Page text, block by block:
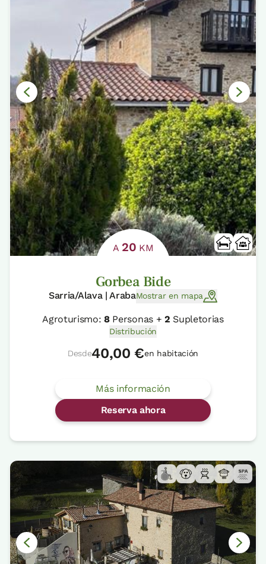
A 20 KM
Gorbea Bide
Sarria/Alava | ArabaMostrar en mapa
Agroturismo:8Personas + 2 Supletorias
Distribución
Desde40,00 €en habitación
Más información
Reserva ahora